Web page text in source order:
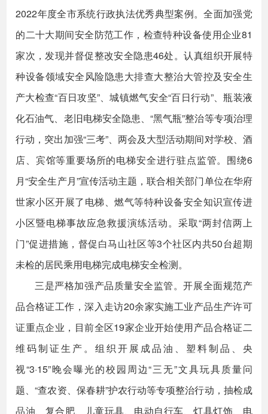
2022年度全市系统行政执法优秀典型案例。全面加强党
的二十大期间安全防范工作，检查特种设备使用企业81
家次，发现并督促整改安全隐患46处。认真组织开展特
种设备领域安全风险隐患大排查大整治大管控及安全生
产大检查“百日攻坚”、城镇燃气安全“百日行动”、瓶装液
化石油气、老旧电梯安全隐患、“黑气瓶”整治等专项治理
行动，突出加强“三考”、两会及大型活动期间对学校、酒
店、宾馆等重要场所的电梯安全进行驻点监管。围绕6
月“安全生产月”宣传活动主题，联合相关部门单位在华府
世家小区开展了电梯、燃气等特种设备安全知识宣传进
小区暨电梯事故应急救援演练活动。采取“两封信两上
门”促进措施，督促白马山社区等3个社区内共50台超期
未检的居民乘用电梯完成电梯安全检测。
三是严格加强产品质量安全监管。开展全面规范产
品合格证工作，深入走访20余家实施工业产品生产许可
证重点企业，目前全区19家企业开始使用产品合格证二
维码制证生产。组织开展成品油、塑料制品、央
视“3·15”晚会曝光的校园周边“三无”文具玩具质量问
题、“查农资、保春耕”护农行动等专项整治行动，抽检成
品油、复合肥、儿童玩具、电动自行车、灯具灯饰、电